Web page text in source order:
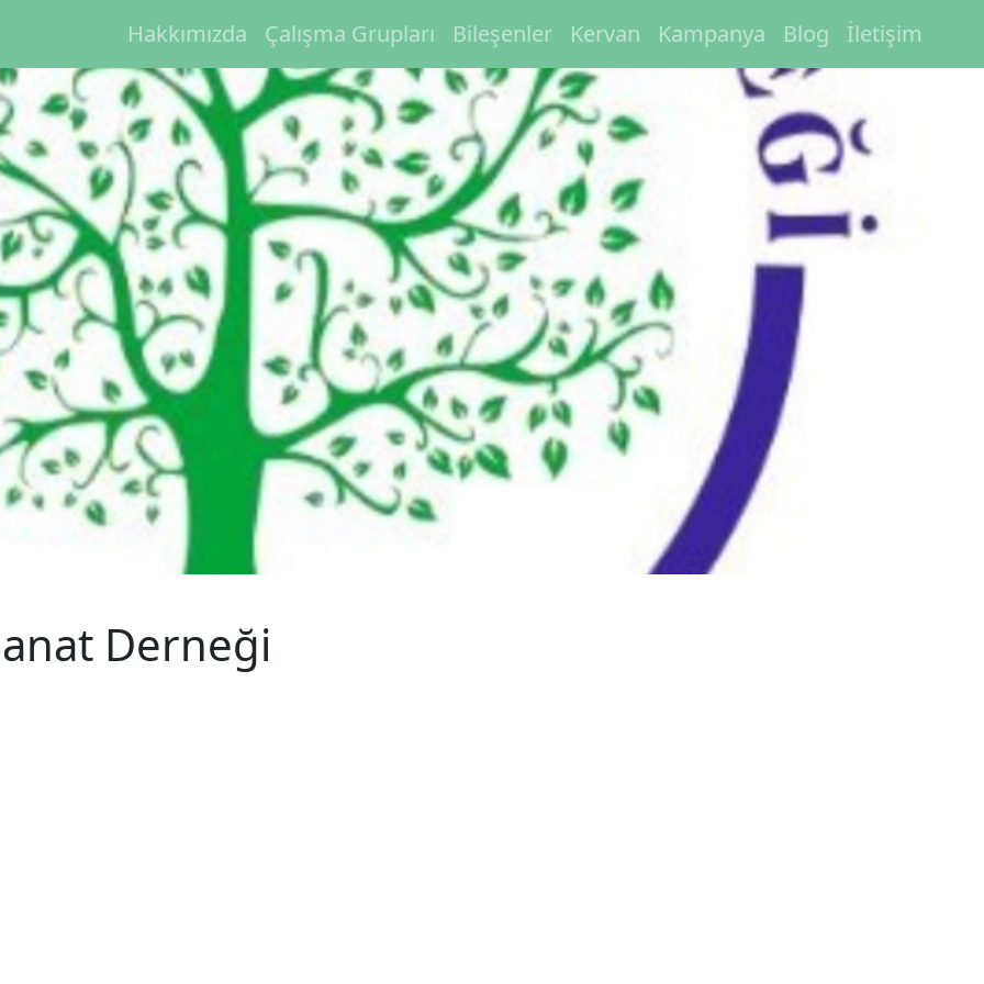
Hakkımızda Çalışma Grupları Bileşenler Kervan Kampanya Blog İletişim
Derneği